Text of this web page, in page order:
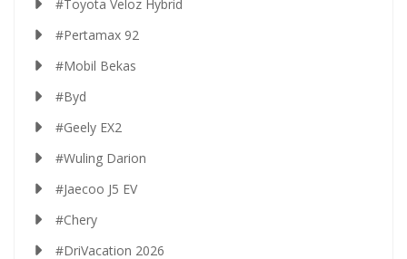
#Toyota Veloz Hybrid
#Pertamax 92
#Mobil Bekas
#Byd
#Geely EX2
#Wuling Darion
#Jaecoo J5 EV
#Chery
#DriVacation 2026